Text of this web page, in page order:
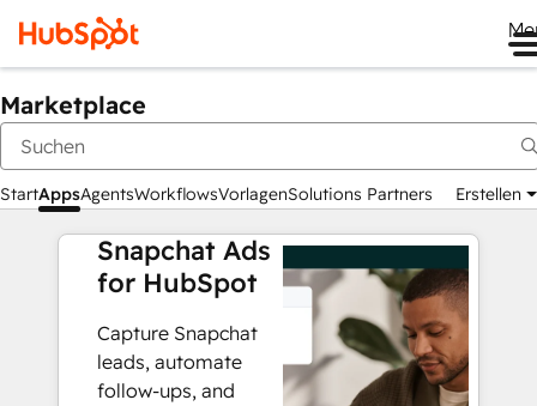
Marketplace
StartAppsAgentsWorkflowsVorlagenSolutions Partners Erstellen
Snapchat Ads
for HubSpot
Capture Snapchat
leads, automate
follow-ups, and